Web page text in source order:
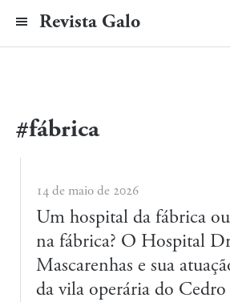
Revista Galo
#fábrica
14 de maio de 2026
Um hospital da fábrica
na fábrica? O Hospital
Mascarenhas e sua
da vila operária do